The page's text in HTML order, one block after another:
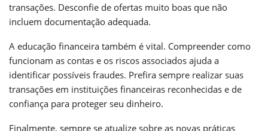
transações. Desconfie de ofertas muito boas que não
incluem documentação adequada.
A educação financeira também é vital. Compreender como
funcionam as contas e os riscos associados ajuda a
identificar possíveis fraudes. Prefira sempre realizar suas
transações em instituições financeiras reconhecidas e de
confiança para proteger seu dinheiro.
Finalmente, sempre se atualize sobre as novas práticas